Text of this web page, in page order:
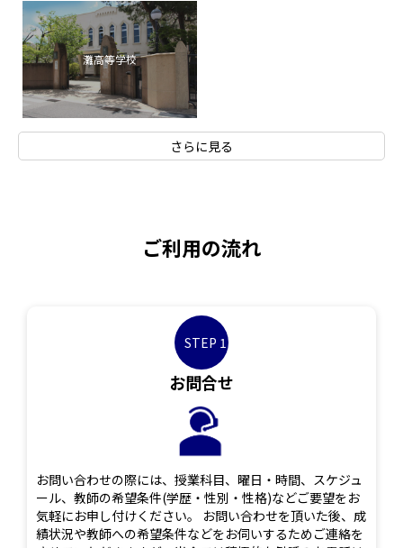
灘高等学校
さらに見る
ご利用の流れ
STEP 1
お問合せ
お問い合わせの際には、授業科目、曜日・時間、スケジュ
ール、教師の希望条件(学歴・性別・性格)などご要望をお
気軽にお申し付けください。 お問い合わせを頂いた後、成
績状況や教師への希望条件などをお伺いするためご連絡を